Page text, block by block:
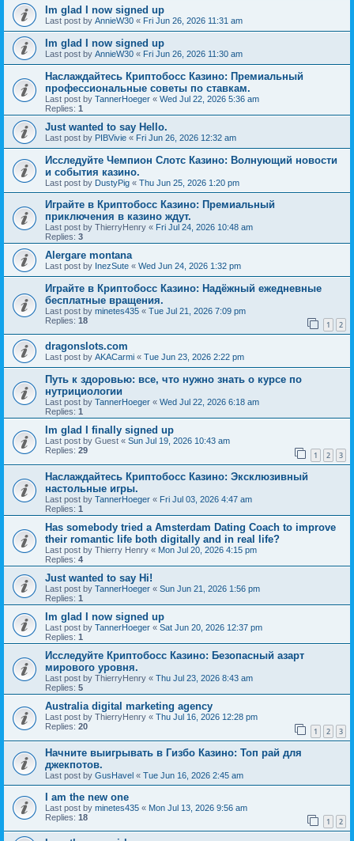
Im glad I now signed up
Last post by AnnieW30 « Fri Jun 26, 2026 11:31 am
Im glad I now signed up
Last post by AnnieW30 « Fri Jun 26, 2026 11:30 am
Наслаждайтесь Криптобосс Казино: Премиальный
профессиональные советы по ставкам.
Last post by TannerHoeger « Wed Jul 22, 2026 5:36 am
Replies: 1
Just wanted to say Hello.
Last post by PIBVivie « Fri Jun 26, 2026 12:32 am
Исследуйте Чемпион Слотс Казино: Волнующий новости
и события казино.
Last post by DustyPig « Thu Jun 25, 2026 1:20 pm
Играйте в Криптобосс Казино: Премиальный
приключения в казино ждут.
Last post by ThierryHenry « Fri Jul 24, 2026 10:48 am
Replies: 3
Alergare montana
Last post by InezSute « Wed Jun 24, 2026 1:32 pm
Играйте в Криптобосс Казино: Надёжный ежедневные
бесплатные вращения.
Last post by minetes435 « Tue Jul 21, 2026 7:09 pm
Replies: 18 1 2
dragonslots.com
Last post by AKACarmi « Tue Jun 23, 2026 2:22 pm
Путь к здоровью: все, что нужно знать о курсе по
нутрициологии
Last post by TannerHoeger « Wed Jul 22, 2026 6:18 am
Replies: 1
Im glad I finally signed up
Last post by Guest « Sun Jul 19, 2026 10:43 am
Replies: 29 1 2 3
Наслаждайтесь Криптобосс Казино: Эксклюзивный
настольные игры.
Last post by TannerHoeger « Fri Jul 03, 2026 4:47 am
Replies: 1
Has somebody tried a Amsterdam Dating Coach to improve
their romantic life both digitally and in real life?
Last post by Thierry Henry « Mon Jul 20, 2026 4:15 pm
Replies: 4
Just wanted to say Hi!
Last post by TannerHoeger « Sun Jun 21, 2026 1:56 pm
Replies: 1
Im glad I now signed up
Last post by TannerHoeger « Sat Jun 20, 2026 12:37 pm
Replies: 1
Исследуйте Криптобосс Казино: Безопасный азарт
мирового уровня.
Last post by ThierryHenry « Thu Jul 23, 2026 8:43 am
Replies: 5
Australia digital marketing agency
Last post by ThierryHenry « Thu Jul 16, 2026 12:28 pm
Replies: 20 1 2 3
Начните выигрывать в Гизбо Казино: Топ рай для
джекпотов.
Last post by GusHavel « Tue Jun 16, 2026 2:45 am
I am the new one
Last post by minetes435 « Mon Jul 13, 2026 9:56 am
Replies: 18 1 2